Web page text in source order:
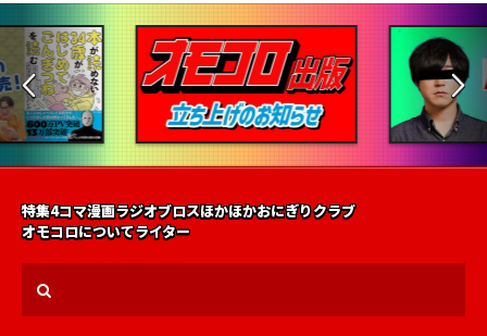
特集4コマ漫画ラジオブロスほかほかおにぎりクラブ
オモコロについてライター